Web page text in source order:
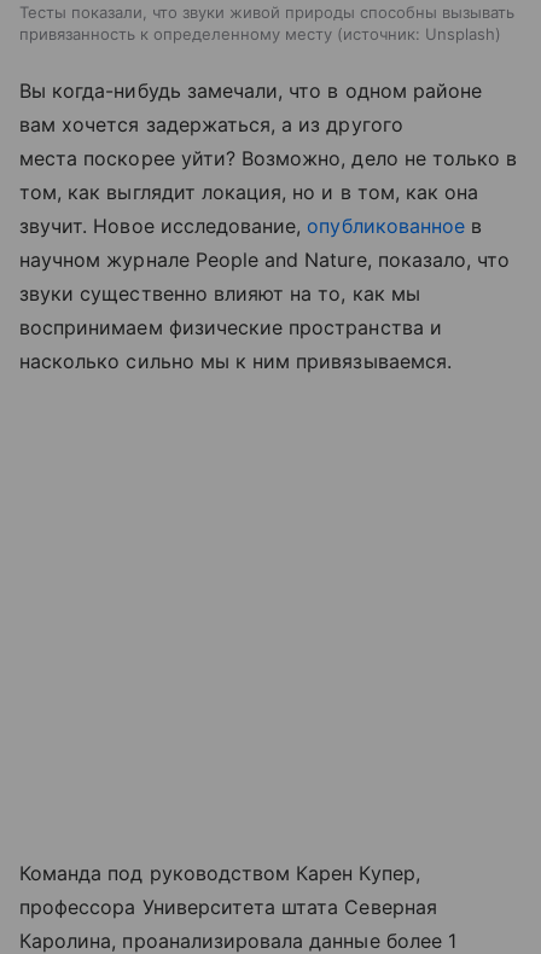
Тесты показали, что звуки живой природы способны вызывать
привязанность к определенному месту
источник: Unsplash
Вы когда-нибудь замечали, что в одном районе
вам хочется задержаться, а из другого
места поскорее уйти? Возможно, дело не только в
том, как выглядит локация, но и в том, как она
звучит. Новое исследование, опубликованное в
научном журнале People and Nature, показало, что
звуки существенно влияют на то, как мы
воспринимаем физические пространства и
насколько сильно мы к ним привязываемся.
Команда под руководством Карен Купер,
профессора Университета штата Северная
Каролина, проанализировала данные более 1